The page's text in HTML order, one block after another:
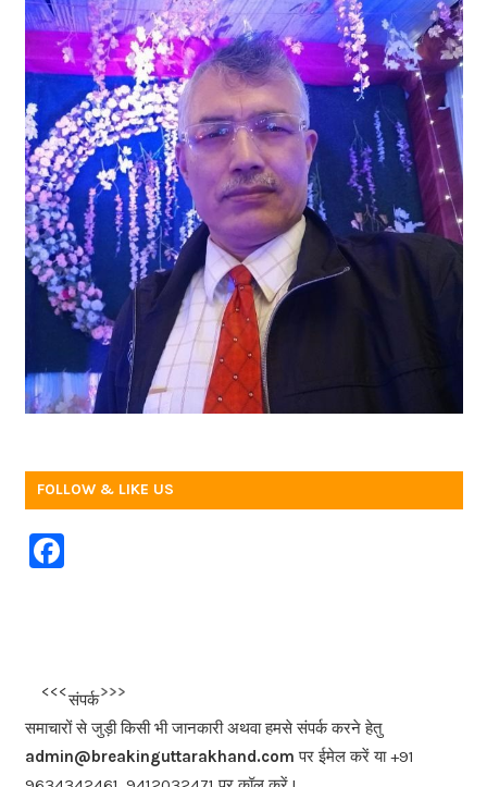
FOLLOW & LIKE US
F
b
o
o
<<<संपर्क>>>
समाचारों से जुड़ी किसी भी जानकारी अथवा हमसे संपर्क करने हेतु
admin@breakinguttarakhand.com पर ईमेल करें या +91